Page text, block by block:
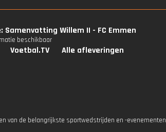
Samenvatting Willem II - FC Emmen
beschikbaar
Voetbal.TV Alle afleveringen
van de belangrijkste sportwedstrijden en -